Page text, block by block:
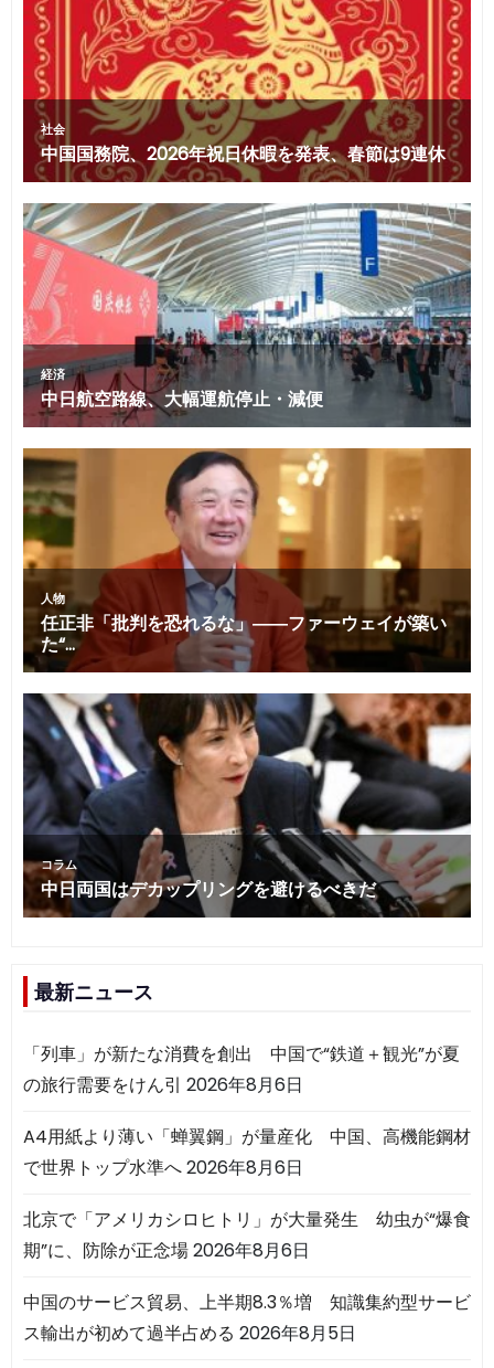
最新ニュース
「列車」が新たな消費を創出 中国で“鉄道＋観光”が夏
の旅行需要をけん引 2026年8月6日
A4用紙より薄い「蝉翼鋼」が量産化 中国、高機能鋼材
で世界トップ水準へ2026年8月6日
北京で「アメリカシロヒトリ」が大量発生 幼虫が“爆食
期”に、防除が正念場2026年8月6日
中国のサービス貿易、上半期8.3％増 知識集約型サービ
ス輸出が初めて過半占める 2026年8月5日